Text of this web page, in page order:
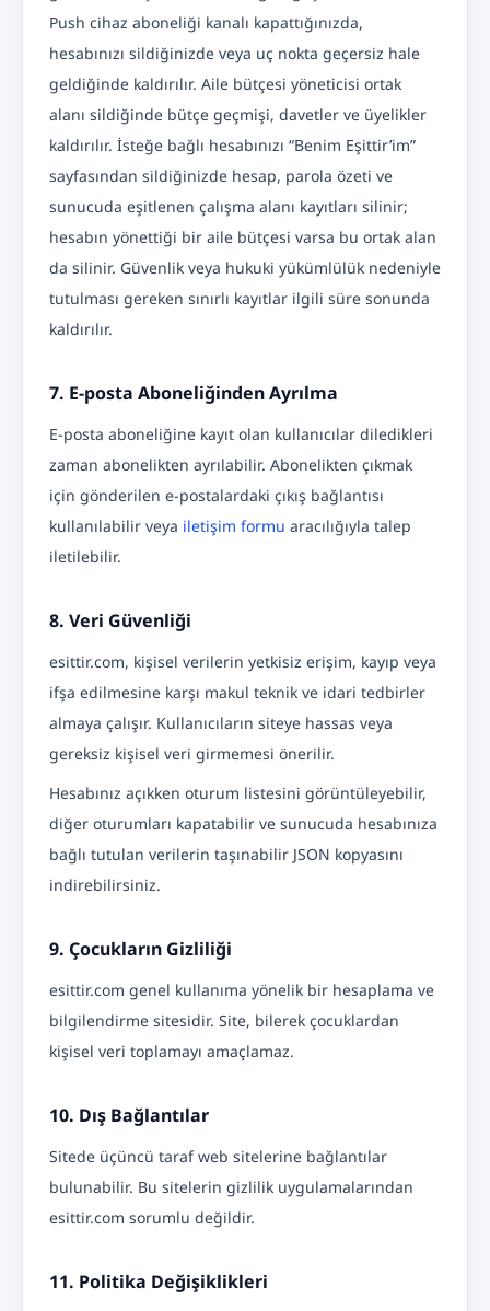
Push cihaz aboneliği kanalı kapattığınızda,
hesabınızı sildiğinizde veya uç nokta geçersiz hale
geldiğinde kaldırılır. Aile bütçesi yöneticisi ortak
alanı sildiğinde bütçe geçmişi, davetler ve üyelikler
kaldırılır. İsteğe bağlı hesabınızı “Benim Eşittir’im”
sayfasından sildiğinizde hesap, parola özeti ve
sunucuda eşitlenen çalışma alanı kayıtları silinir;
hesabın yönettiği bir aile bütçesi varsa bu ortak alan
da silinir. Güvenlik veya hukuki yükümlülük nedeniyle
tutulması gereken sınırlı kayıtlar ilgili süre sonunda
kaldırılır.
7. E-posta Aboneliğinden Ayrılma
E-posta aboneliğine kayıt olan kullanıcılar diledikleri
zaman abonelikten ayrılabilir. Abonelikten çıkmak
için gönderilen e-postalardaki çıkış bağlantısı
kullanılabilir veya iletişim formu aracılığıyla talep
iletilebilir.
8. Veri Güvenliği
esittir.com, kişisel verilerin yetkisiz erişim, kayıp veya
ifşa edilmesine karşı makul teknik ve idari tedbirler
almaya çalışır. Kullanıcıların siteye hassas veya
gereksiz kişisel veri girmemesi önerilir.
Hesabınız açıkken oturum listesini görüntüleyebilir,
diğer oturumları kapatabilir ve sunucuda hesabınıza
bağlı tutulan verilerin taşınabilir JSON kopyasını
indirebilirsiniz.
9. Çocukların Gizliliği
esittir.com genel kullanıma yönelik bir hesaplama ve
bilgilendirme sitesidir. Site, bilerek çocuklardan
kişisel veri toplamayı amaçlamaz.
10. Dış Bağlantılar
Sitede üçüncü taraf web sitelerine bağlantılar
bulunabilir. Bu sitelerin gizlilik uygulamalarından
esittir.com sorumlu değildir.
11. Politika Değişiklikleri